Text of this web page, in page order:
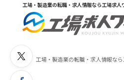
工場・製造業の転職・求人情報なら工場求人
工場・製造業の転職・求人情報な